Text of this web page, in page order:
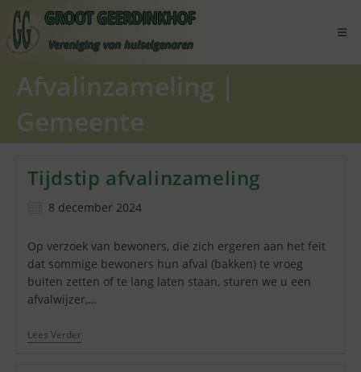
naar
inhoud
Afvalinzameling |
Gemeente
Tijdstip afvalinzameling
Bericht
op:
8 december 2024
Op verzoek van bewoners, die zich ergeren aan het feit
dat sommige bewoners hun afval (bakken) te vroeg
buiten zetten of te lang laten staan, sturen we u een
afvalwijzer,…
Lees VerderTijdstip
Afvalinzameling